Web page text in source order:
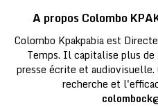
A propos Colombo
Colombo Kpakpabia est
Temps. Il capitalise plus de
presse écrite et
recherche et